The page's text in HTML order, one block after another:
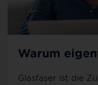
Warum
Glasfaser ist die